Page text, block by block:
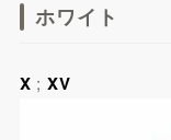
ホワイト
X ; XV